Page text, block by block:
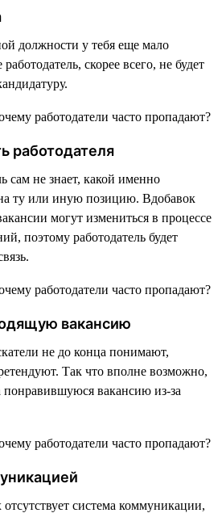
должности у тебя еще мало
скорее всего, не будет
работодателя
сам не знает, какой именно
ту или иную позицию. Вдобавок
могут измениться в процессе
поэтому работодатель будет
вакансию
не до конца понимают,
Так что вполне возможно,
вакансию из-за
система коммуникации,